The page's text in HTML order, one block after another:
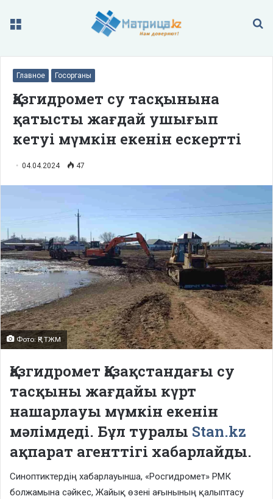
Меню
Главное Госорганы
Қазгидромет су тасқынына
қатысты жағдай ушығып
кетуі мүмкін екенін ескертті
04.04.2024 47
Фото: ҚР ТЖМ
Қазгидромет Қазақстандағы су
тасқыны жағдайы күрт
нашарлауы мүмкін екенін
мәлімдеді. Бұл туралы Stan.kz
ақпарат агенттігі хабарлайды.
Синоптиктердің хабарлауынша, «Росгидромет» РМК
болжамына сәйкес, Жайық өзені ағынының қалыптасу